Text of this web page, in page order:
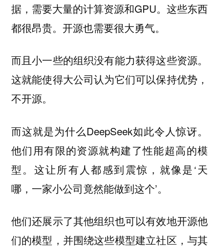
据，需要大量的计算资源和GPU。这些东西
都很昂贵。开源也需要很大勇气。
而且小一些的组织没有能力获得这些资源。
这就能使得大公司认为它们可以保持优势，
不开源。
而这就是为什么DeepSeek如此令人惊讶。
他们用有限的资源就构建了性能超高的模
型。这让所有人都感到震惊，就像是‘天
哪，一家小公司竟然能做到这个’。
他们还展示了其他组织也可以有效地开源他
们的模型，并围绕这些模型建立社区，与其